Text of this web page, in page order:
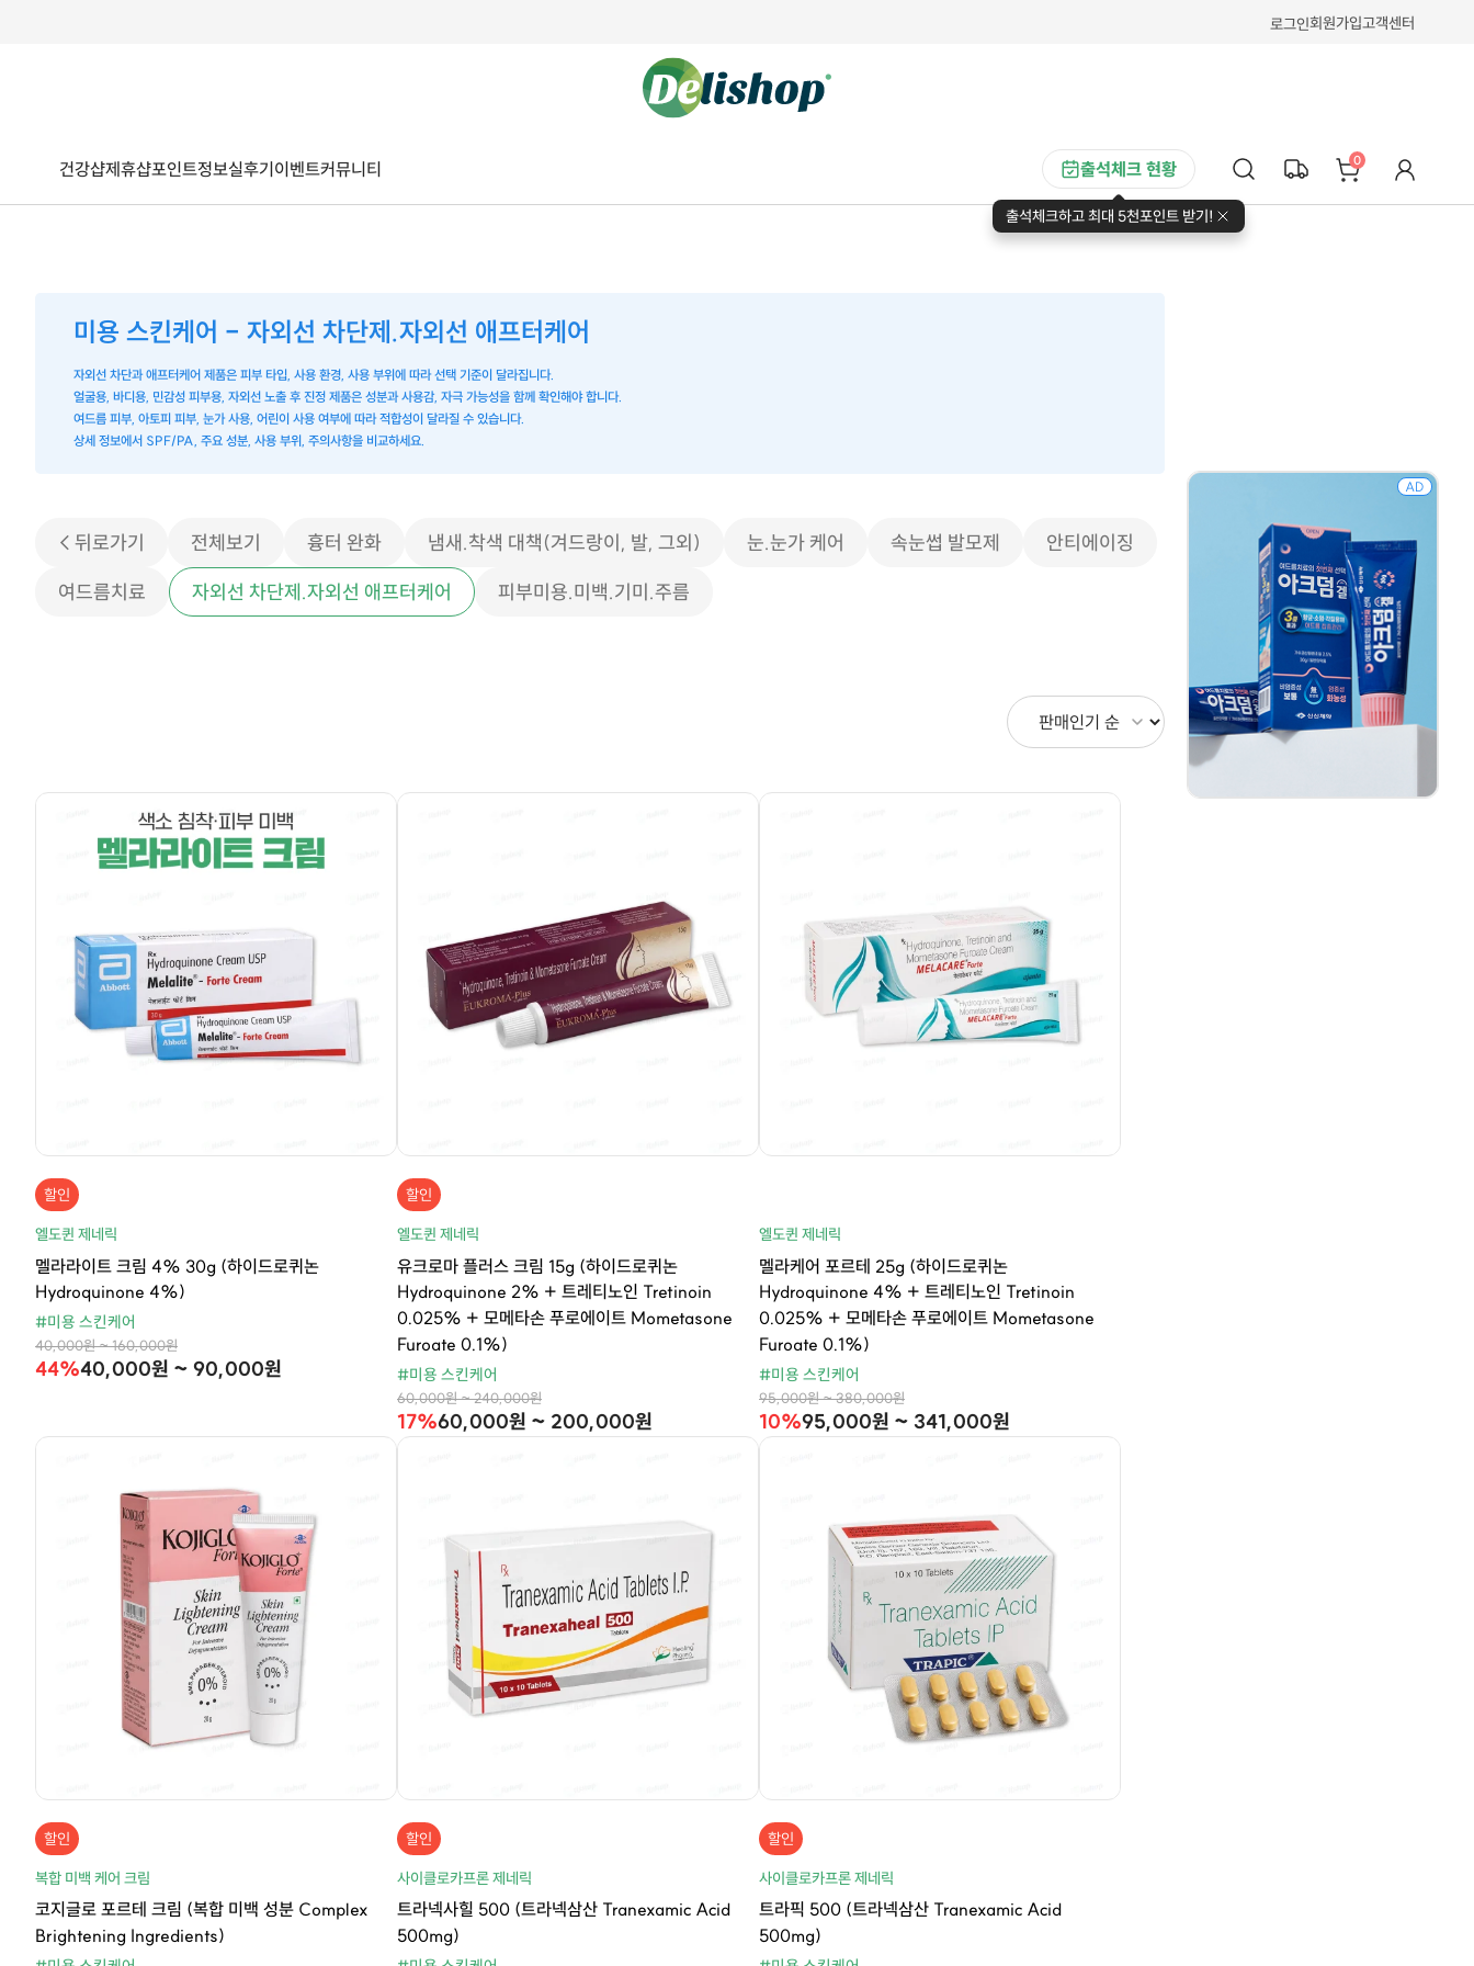
로그인회원가입고객센터
출석체크 현황
출석체크하고 최대 5천포인트 받기!
0
건강샵제휴샵포인트정보실후기이벤트커뮤니티
미용 스킨케어 - 자외선 차단제.자외선 애프터케어
자외선 차단과 애프터케어 제품은 피부 타입, 사용 환경, 사용 부위에 따라 선택 기준이 달라집니다.
얼굴용, 바디용, 민감성 피부용, 자외선 노출 후 진정 제품은 성분과 사용감, 자극 가능성을 함께 확인해야 합니다.
여드름 피부, 아토피 피부, 눈가 사용, 어린이 사용 여부에 따라 적합성이 달라질 수 있습니다.
상세 정보에서 SPF/PA, 주요 성분, 사용 부위, 주의사항을 비교하세요.
< 뒤로가기 전체보기 흉터 완화 냄새.착색 대책(겨드랑이, 발, 그외) 눈.눈가 케어 속눈썹 발모제
안티에이징
여드름치료
자외선 차단제.자외선 애프터케어 피부미용.미백.기미.주름
할인
엘도퀸 제네릭
멜라라이트 크림 4% 30g (하이드로퀴논
Hydroquinone 4%)
#미용 스킨케어
40,000원 ~ 160,000원
44%40,000원 ~ 90,000원
할인
엘도퀸 제네릭
유크로마 플러스 크림 15g (하이드로퀴논
Hydroquinone 2% + 트레티노인 Tretinoin
0.025% + 모메타손 푸로에이트 Mometasone
Furoate 0.1%)
#미용 스킨케어
60,000원 ~ 240,000원
17%60,000원 ~ 200,000원
엘도퀸 제네릭
멜라케어 포르테 25g (하이드로퀴논
Hydroquinone 4% + 트레티노인 Tretinoin
0.025% + 모메타손 푸로에이트 Mometasone
Furoate 0.1%)
#미용 스킨케어
95,000원 ~ 380,000원
10%95,000원 ~ 341,000원
할인
복합 미백 케어 크림
코지글로 포르테 크림 (복합 미백 성분 Complex
Brightening Ingredients)
할인
사이클로카프론 제네릭
트라넥사힐 500 (트라넥삼산 Tranexamic Acid
500mg)
할인
사이클로카프론 제네릭
트라픽 500 (트라넥삼산 Tranexamic Acid
500mg)
AD